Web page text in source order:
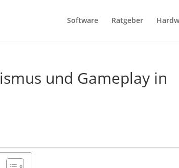
Software Ratgeber
und Gameplay in